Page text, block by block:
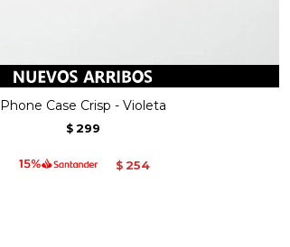
Phone Case Crisp - Violeta
$ 299
$ 254